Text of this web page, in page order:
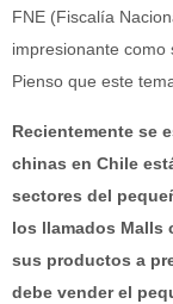
FNE (Fiscalía
impresionante como
Pienso que este
Recientemente se
chinas en Chile
sectores del
los llamados Malls
sus productos a
debe vender el